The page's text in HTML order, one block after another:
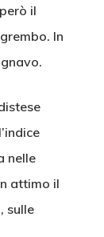
il
In
nelle
attimo il
sulle